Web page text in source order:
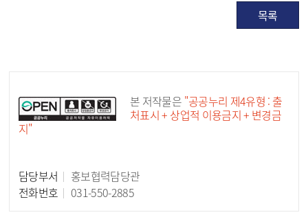
목록
본 저작물은 "공공누리 제4유형 : 출
처표시 + 상업적 이용금지 + 변경금
지"
담당부서
홍보협력담당관
전화번호
031-550-2885